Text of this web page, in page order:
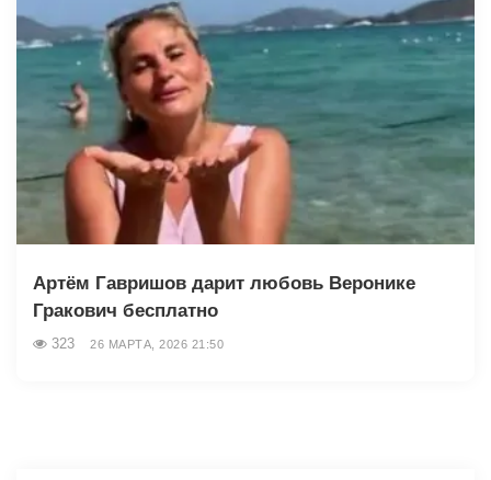
Артём Гавришов дарит любовь Веронике
Гракович бесплатно
323 26 МАРТА, 2026 21:50